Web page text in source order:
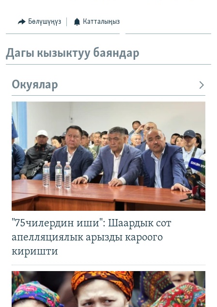
Бөлүшүңүз Катталыңыз
Дагы кызыктуу баяндар
Окуялар
"75чилердин иши": Шаардык сот
апелляциялык арызды кароого
киришти